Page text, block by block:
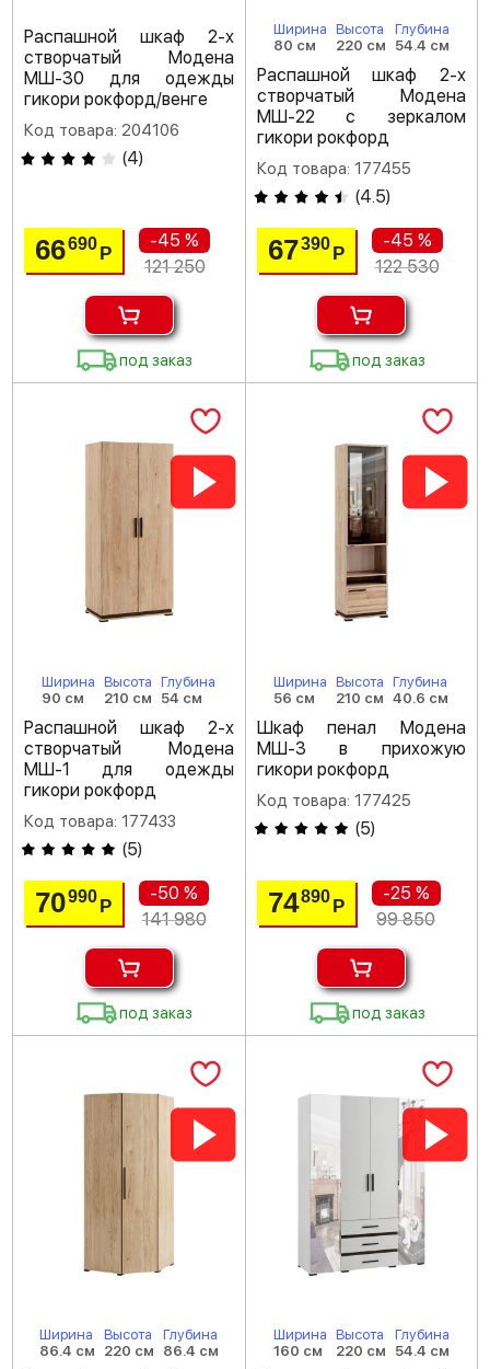
Распашной шкаф 2-х
створчатый Модена
МШ-30 для одежды
гикори рокфорд/венге
Код товара: 204106
(4)
66690Р
-45 %
121 250
под заказ
Ширина
80 см
Высота
220 см
Глубина
54.4 см
Распашной шкаф 2-х
створчатый Модена
МШ-22 с зеркалом
гикори рокфорд
Код товара: 177455
(4.5)
67390 Р
-45 %
122 530
под заказ
Ширина
90 см
Высота
210 см
Глубина
54 см
Распашной шкаф 2-х
створчатый Модена
МШ-1 для одежды
гикори рокфорд
Код товара: 177433
(5)
70990Р
-50 %
141 980
под заказ
Ширина
56 см
Высота
210 см
Глубина
40.6 см
Шкаф пенал Модена
МШ-3 в прихожую
гикори рокфорд
Код товара: 177425
(5)
74890 Р
-25 %
99 850
под заказ
Ширина
86.4 см
Высота
220 см
Глубина
86.4 см
Ширина
160 см
Высота
220 см
Глубина
54.4 см